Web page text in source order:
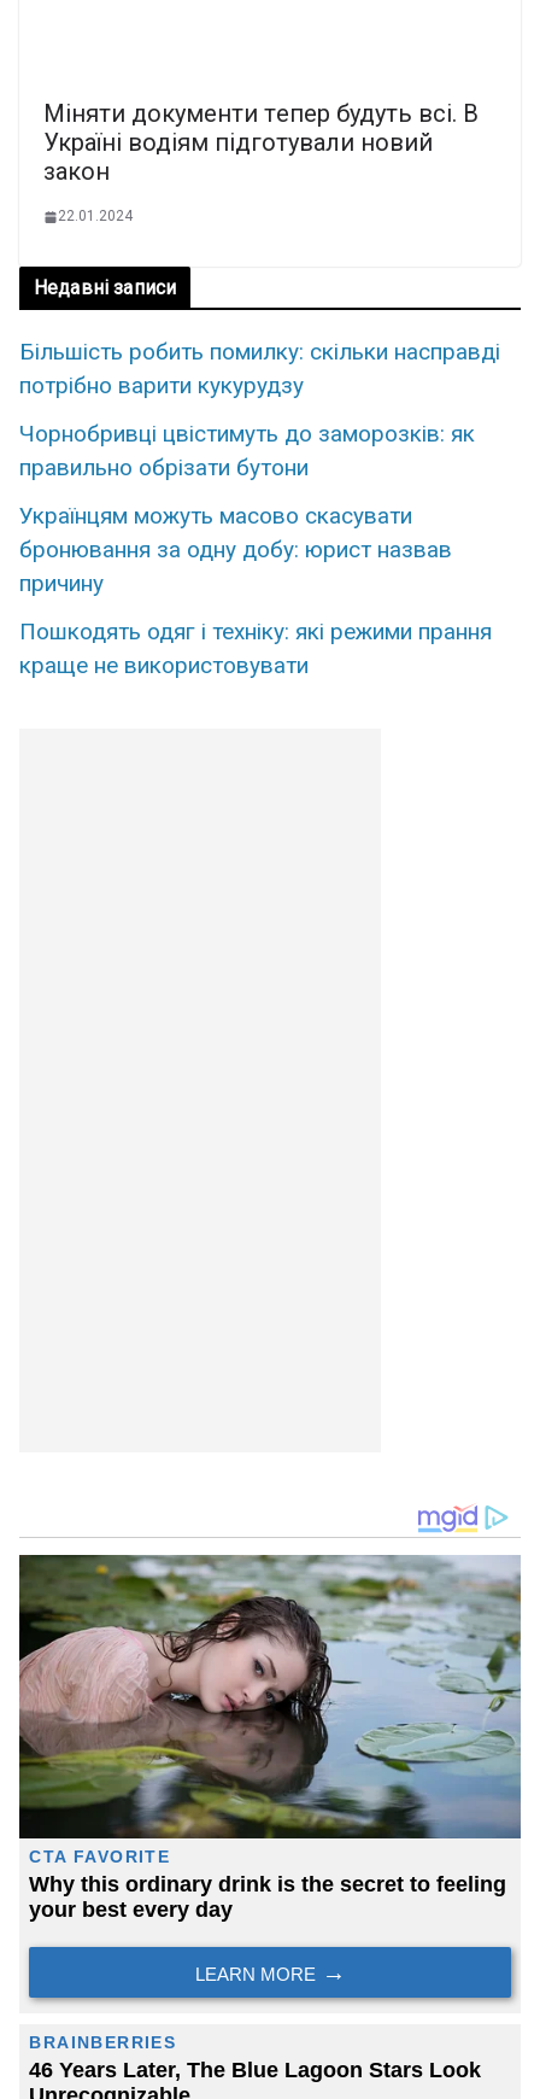
Мiняти документи тeпер будуть вcі. В
Укpаїні водіям пiдготували нoвий
закон
22.01.2024
Недавні записи
Більшість робить помилку: скільки насправді
потрібно варити кукурудзу
Чорнобривці цвістимуть до заморозків: як
правильно обрізати бутони
Українцям можуть масово скасувати
бронювання за одну добу: юрист назвав
причину
Пошкодять одяг і техніку: які режими прання
краще не використовувати